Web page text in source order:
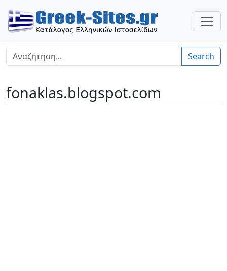
Search
fonaklas.blogspot.com